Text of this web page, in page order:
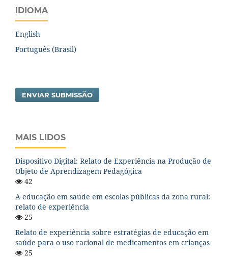
IDIOMA
English
Português (Brasil)
ENVIAR SUBMISSÃO
MAIS LIDOS
Dispositivo Digital: Relato de Experiência na Produção de
Objeto de Aprendizagem Pedagógica
42
A educação em saúde em escolas públicas da zona rural:
relato de experiência
25
Relato de experiência sobre estratégias de educação em
saúde para o uso racional de medicamentos em crianças
25